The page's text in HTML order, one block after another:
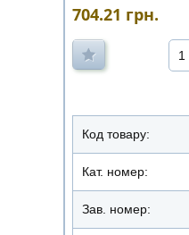
704.21 грн.
1
Код товару:
Кат. номер:
Зав. номер: